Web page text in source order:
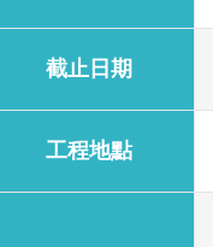
截止日期
工程地點